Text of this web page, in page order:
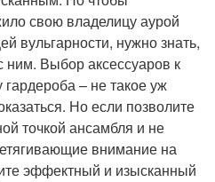
свою владелицу аурой
вульгарности, нужно знать,
ним. Выбор аксессуаров к
– не такое уж
Но если позволите
точкой ансамбля и не
внимание на
эффектный и изысканный